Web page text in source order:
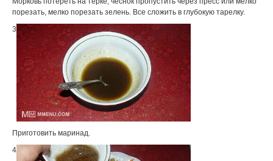
порезать, мелко порезать зелень. Все сложить в глубокую тарелку.
3
Приготовить маринад.
4